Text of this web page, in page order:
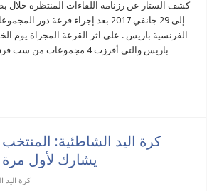
إلى 29 جانفي 2017 بعد إجراء قرعة
باريس والتي أفرزت 4
كرة اليد الشاطئية:
يشارك لأول مرة
كرة اليد